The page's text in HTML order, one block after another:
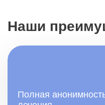
Наши
Полная